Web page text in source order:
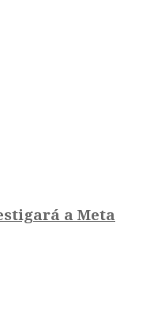
a Meta